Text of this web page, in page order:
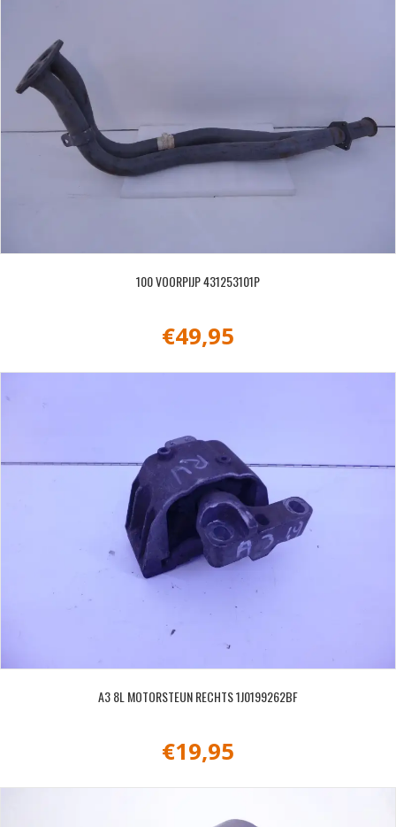
100 VOORPIJP 431253101P
€49,95
A3 8L MOTORSTEUN RECHTS 1J0199262BF
€19,95